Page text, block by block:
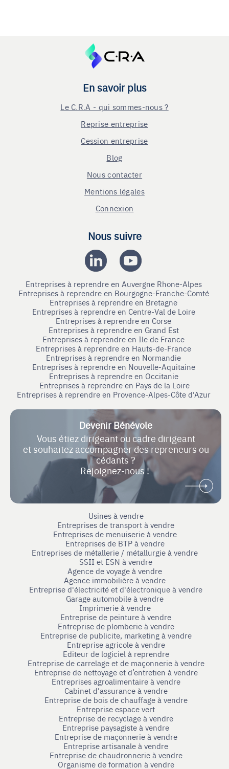
En savoir plus
Le C.R.A - qui sommes-nous ?
Reprise entreprise
Cession entreprise
Blog
Nous contacter
Mentions légales
Connexion
Nous suivre
Entreprises à reprendre en Auvergne Rhone-Alpes
Entreprises à reprendre en Bourgogne-Franche-Comté
Entreprises à reprendre en Bretagne
Entreprises à reprendre en Centre-Val de Loire
Entreprises à reprendre en Corse
Entreprises à reprendre en Grand Est
Entreprises à reprendre en Ile de France
Entreprises à reprendre en Hauts-de-France
Entreprises à reprendre en Normandie
Entreprises à reprendre en Nouvelle-Aquitaine
Entreprises à reprendre en Occitanie
Entreprises à reprendre en Pays de la Loire
Entreprises à reprendre en Provence-Alpes-Côte d'Azur
Devenir Bénévole
Vous étiez dirigeant ou cadre dirigeant
et souhaitez accompagner des repreneurs ou
cédants ?
Rejoignez-nous !
Usines à vendre
Entreprises de transport à vendre
Entreprises de menuiserie à vendre
Entreprises de BTP à vendre
Entreprises de métallerie / métallurgie à vendre
SSII et ESN à vendre
Agence de voyage à vendre
Agence immobilière à vendre
Entreprise d'électricité et d'électronique à vendre
Garage automobile à vendre
Imprimerie à vendre
Entreprise de peinture à vendre
Entreprise de plomberie à vendre
Entreprise de publicite, marketing à vendre
Entreprise agricole à vendre
Editeur de logiciel à reprendre
Entreprise de carrelage et de maçonnerie à vendre
Entreprise de nettoyage et d’entretien à vendre
Entreprises agroalimentaire à vendre
Cabinet d'assurance à vendre
Entreprise de bois de chauffage à vendre
Entreprise espace vert
Entreprise de recyclage à vendre
Entreprise paysagiste à vendre
Entreprise de maçonnerie à vendre
Entreprise artisanale à vendre
Entreprise de chaudronnerie à vendre
Organisme de formation à vendre